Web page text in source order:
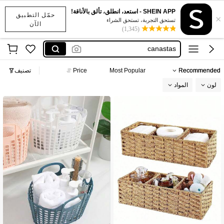
حمّل التطبيق
الآن
×
SHEIN APP - استعد، انطلق، تألق بالأناقة!
تستحق التجربة، تستحق الشراء
(1,345)
編織籃
هدايا للرجال
سلة قش
canastas
Recommended
Most Popular
Price تصنيف
لون المواد